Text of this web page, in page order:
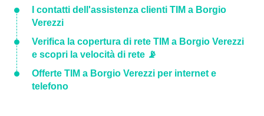
I contatti dell'assistenza clienti TIM a Borgio
Verezzi
Verifica la copertura di rete TIM a Borgio Verezzi
e scopri la velocità di rete 📡
Offerte TIM a Borgio Verezzi per internet e
telefono